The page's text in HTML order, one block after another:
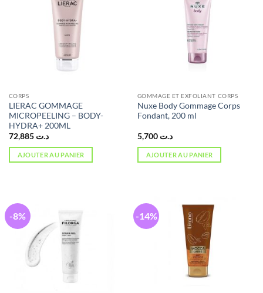
CORPS
LIERAC GOMMAGE
MICROPEELING – BODY-
HYDRA+ 200ML
د.ت 72,885
AJOUTER AU PANIER
GOMMAGE ET EXFOLIANT CORPS
Nuxe Body Gommage Corps
Fondant, 200 ml
د.ت 5,700
AJOUTER AU PANIER
-8% -14%